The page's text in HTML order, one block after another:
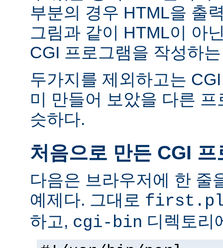
부분의 경우 HTML을 출
그림과 같이 HTML이 아
CGI 프로그램을 작성하
두가지를 제외하고는
미 만들어 보았을 다른
슷하다.
처음으로 만든 CGI 프
다음은 브라우저에 한 줄
예제다. 그대로
하고, cgi-bin 디렉토리